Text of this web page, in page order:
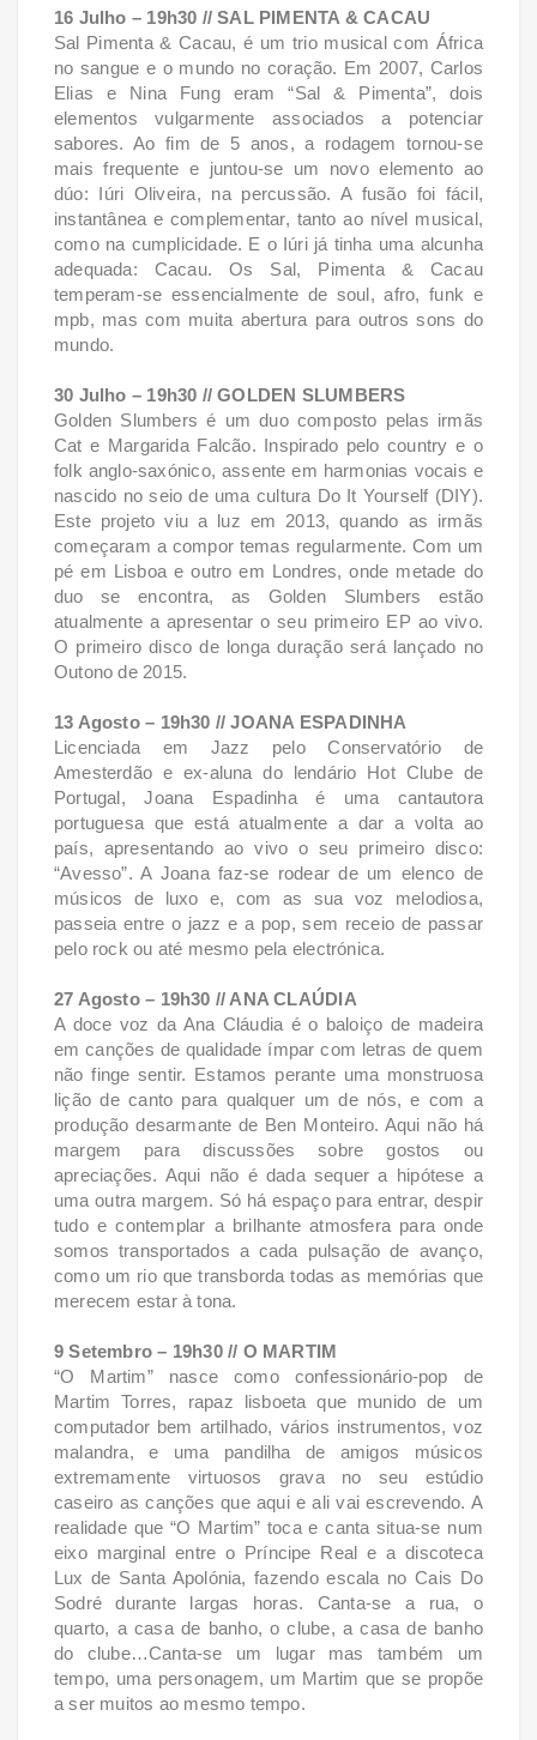
16 Julho – 19h30 // SAL PIMENTA & CACAU
Sal Pimenta & Cacau, é um trio musical com África
no sangue e o mundo no coração. Em 2007, Carlos
Elias e Nina Fung eram “Sal & Pimenta”, dois
elementos vulgarmente associados a potenciar
sabores. Ao fim de 5 anos, a rodagem tornou-se
mais frequente e juntou-se um novo elemento ao
dúo: Iúri Oliveira, na percussão. A fusão foi fácil,
instantânea e complementar, tanto ao nível musical,
como na cumplicidade. E o Iúri já tinha uma alcunha
adequada: Cacau. Os Sal, Pimenta & Cacau
temperam-se essencialmente de soul, afro, funk e
mpb, mas com muita abertura para outros sons do
mundo.
30 Julho – 19h30 // GOLDEN SLUMBERS
Golden Slumbers é um duo composto pelas irmãs
Cat e Margarida Falcão. Inspirado pelo country e o
folk anglo-saxónico, assente em harmonias vocais e
nascido no seio de uma cultura Do It Yourself (DIY).
Este projeto viu a luz em 2013, quando as irmãs
começaram a compor temas regularmente. Com um
pé em Lisboa e outro em Londres, onde metade do
duo se encontra, as Golden Slumbers estão
atualmente a apresentar o seu primeiro EP ao vivo.
O primeiro disco de longa duração será lançado no
Outono de 2015.
13 Agosto – 19h30 // JOANA ESPADINHA
Licenciada em Jazz pelo Conservatório de
Amesterdão e ex-aluna do lendário Hot Clube de
Portugal, Joana Espadinha é uma cantautora
portuguesa que está atualmente a dar a volta ao
país, apresentando ao vivo o seu primeiro disco:
“Avesso”. A Joana faz-se rodear de um elenco de
músicos de luxo e, com as sua voz melodiosa,
passeia entre o jazz e a pop, sem receio de passar
pelo rock ou até mesmo pela electrónica.
27 Agosto – 19h30 // ANA CLAÚDIA
A doce voz da Ana Cláudia é o baloiço de madeira
em canções de qualidade ímpar com letras de quem
não finge sentir. Estamos perante uma monstruosa
lição de canto para qualquer um de nós, e com a
produção desarmante de Ben Monteiro. Aqui não há
margem para discussões sobre gostos ou
apreciações. Aqui não é dada sequer a hipótese a
uma outra margem. Só há espaço para entrar, despir
tudo e contemplar a brilhante atmosfera para onde
somos transportados a cada pulsação de avanço,
como um rio que transborda todas as memórias que
merecem estar à tona.
9 Setembro – 19h30 // O MARTIM
“O Martim” nasce como confessionário-pop de
Martim Torres, rapaz lisboeta que munido de um
computador bem artilhado, vários instrumentos, voz
malandra, e uma pandilha de amigos músicos
extremamente virtuosos grava no seu estúdio
caseiro as canções que aqui e ali vai escrevendo. A
realidade que “O Martim” toca e canta situa-se num
eixo marginal entre o Príncipe Real e a discoteca
Lux de Santa Apolónia, fazendo escala no Cais Do
Sodré durante largas horas. Canta-se a rua, o
quarto, a casa de banho, o clube, a casa de banho
do clube…Canta-se um lugar mas também um
tempo, uma personagem, um Martim que se propõe
a ser muitos ao mesmo tempo.